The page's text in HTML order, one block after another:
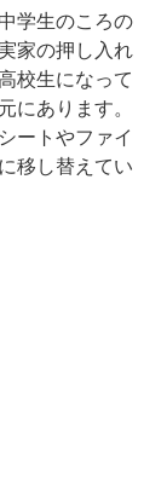
学生のころの
家の押し入れ
校生になって
にあります。
ートやファイ
移し替えてい